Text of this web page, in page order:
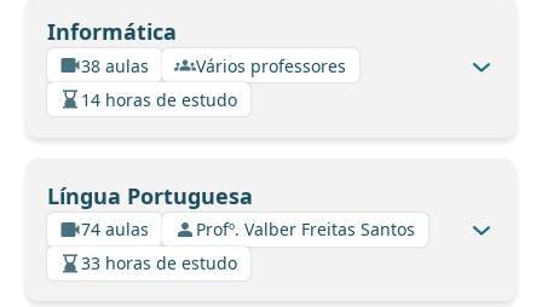
Informática
38 aulas
Vários professores
14 horas de estudo
Língua Portuguesa
74 aulas
Profº. Valber Freitas Santos
33 horas de estudo